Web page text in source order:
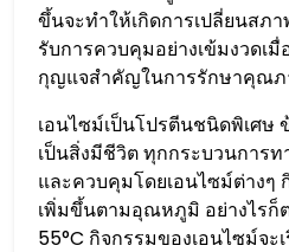
ขึ้นจะทำให้เกิดการเปลี่ยนส
รับการควบคุมอย่างเข้มงวดเ
กุญแจสำคัญในการรักษาคุณภ
เอนไซม์เป็นโปรตีนชนิดพิเศษ
เป็นสิ่งมีชีวิต ทุกกระบวนการท
และควบคุมโดยเอนไซม์ต่างๆ
เพิ่มขึ้นตามอุณหภูมิ อย่างไรก็
55°C กิจกรรมของเอนไซม์จ